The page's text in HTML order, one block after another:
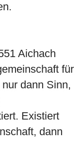
Aichach
für
dann Sinn,
Existiert
dann